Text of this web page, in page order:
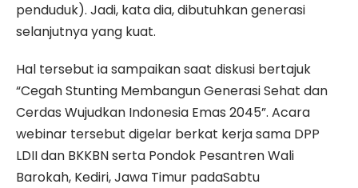
penduduk). Jadi, kata dia, dibutuhkan generasi
selanjutnya yang kuat.
Hal tersebut ia sampaikan saat diskusi bertajuk
“Cegah Stunting Membangun Generasi Sehat dan
Cerdas Wujudkan Indonesia Emas 2045”. Acara
webinar tersebut digelar berkat kerja sama DPP
LDII dan BKKBN serta Pondok Pesantren Wali
Barokah, Kediri, Jawa Timur padaSabtu